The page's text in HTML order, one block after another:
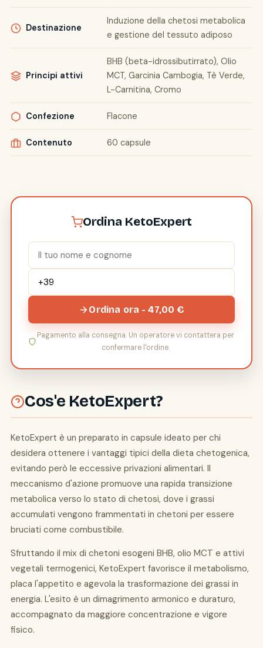
Destinazione
Induzione della chetosi metabolica
e gestione del tessuto adiposo
Principi attivi
BHB (beta-idrossibutirrato), Olio
MCT, Garcinia Cambogia, Tè Verde,
L-Carnitina, Cromo
Confezione Flacone
Contenuto 60 capsule
Ordina KetoExpert
Ordina ora - 47,00 €
Pagamento alla consegna. Un operatore vi contattera per
confermare l'ordine.
Cos'e KetoExpert?
KetoExpert è un preparato in capsule ideato per chi
desidera ottenere i vantaggi tipici della dieta chetogenica,
evitando però le eccessive privazioni alimentari. Il
meccanismo d'azione promuove una rapida transizione
metabolica verso lo stato di chetosi, dove i grassi
accumulati vengono frammentati in chetoni per essere
bruciati come combustibile.
Sfruttando il mix di chetoni esogeni BHB, olio MCT e attivi
vegetali termogenici, KetoExpert favorisce il metabolismo,
placa l'appetito e agevola la trasformazione dei grassi in
energia. L'esito è un dimagrimento armonico e duraturo,
accompagnato da maggiore concentrazione e vigore
fisico.